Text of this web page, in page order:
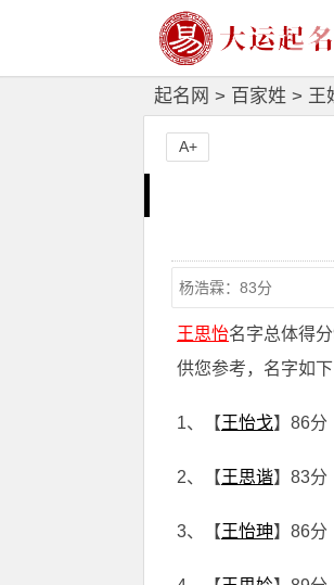
起名网 > 百家姓 > 王
王思怡名字总体得
供您参考，名字如下
1、【王怡戈】86分
2、【王思谐】83分
3、【王怡珅】86分
A+